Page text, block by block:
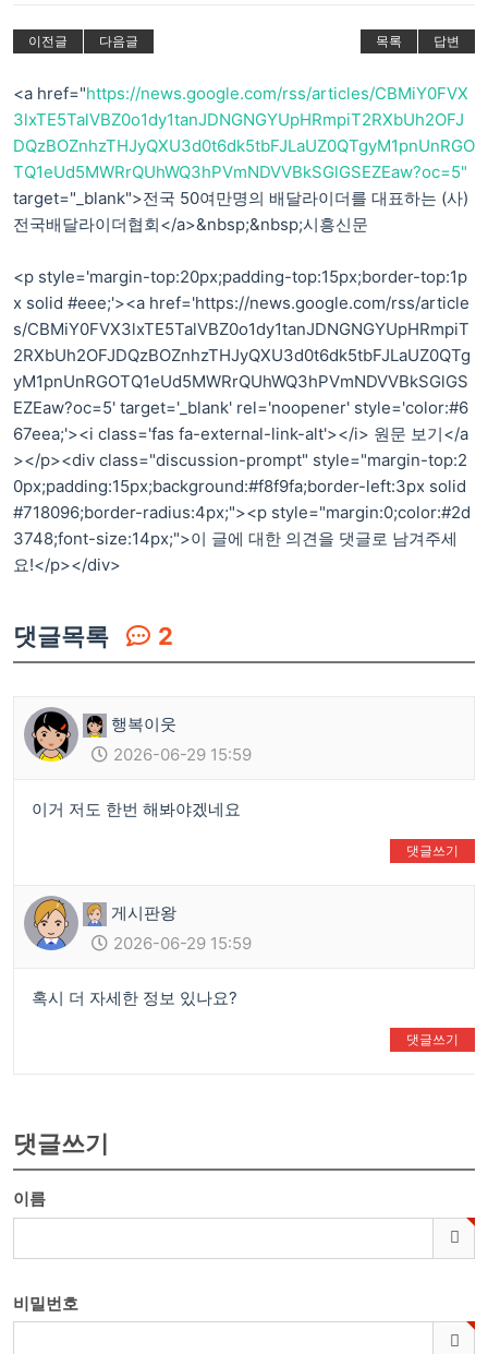
이전글 다음글 목록 답변
<a href="https://news.google.com/rss/articles/CBMiY0FVX
3lxTE5TalVBZ0o1dy1tanJDNGNGYUpHRmpiT2RXbUh2OFJ
DQzBOZnhzTHJyQXU3d0t6dk5tbFJLaUZ0QTgyM1pnUnRGO
TQ1eUd5MWRrQUhWQ3hPVmNDVVBkSGlGSEZEaw?oc=5"
target="_blank">전국 50여만명의 배달라이더를 대표하는 (사)
전국배달라이더협회</a>&nbsp;&nbsp;시흥신문
<p style='margin-top:20px;padding-top:15px;border-top:1p
x solid #eee;'><a href='https://news.google.com/rss/article
s/CBMiY0FVX3lxTE5TalVBZ0o1dy1tanJDNGNGYUpHRmpiT
2RXbUh2OFJDQzBOZnhzTHJyQXU3d0t6dk5tbFJLaUZ0QTg
yM1pnUnRGOTQ1eUd5MWRrQUhWQ3hPVmNDVVBkSGlGS
EZEaw?oc=5' target='_blank' rel='noopener' style='color:#6
67eea;'><i class='fas fa-external-link-alt'></i> 원문 보기</a
></p><div class="discussion-prompt" style="margin-top:2
0px;padding:15px;background:#f8f9fa;border-left:3px solid
#718096;border-radius:4px;"><p style="margin:0;color:#2d
3748;font-size:14px;">이 글에 대한 의견을 댓글로 남겨주세
요!</p></div>
댓글목록 2
행복이웃
2026-06-29 15:59
이거 저도 한번 해봐야겠네요
👍 ❤️
댓글쓰기
게시판왕
2026-06-29 15:59
혹시 더 자세한 정보 있나요?
👍 ❤️
댓글쓰기
댓글쓰기
이름
비밀번호